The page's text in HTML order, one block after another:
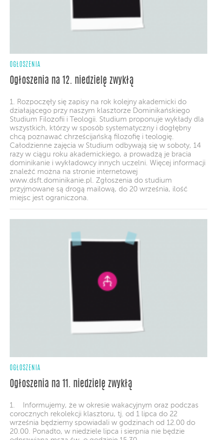
OGŁOSZENIA
Ogłoszenia na 12. niedzielę zwykłą
1. Rozpoczęły się zapisy na rok kolejny akademicki do
działającego przy naszym klasztorze Dominikańskiego
Studium Filozofii i Teologii. Studium proponuje wykłady dla
wszystkich, którzy w sposób systematyczny i dogłębny
chcą poznawać chrześcijańską filozofię i teologię.
Całodzienne zajęcia w Studium odbywają się w soboty, 14
razy w ciągu roku akademickiego, a prowadzą je bracia
dominikanie i wykładowcy innych uczelni. Więcej informacji
znaleźć można na stronie internetowej
www.dsft.dominikanie.pl. Zgłoszenia do studium
przyjmowane są drogą mailową, do 20 września, ilość
miejsc jest ograniczona.
OGŁOSZENIA
Ogłoszenia na 11. niedzielę zwykłą
1. Informujemy, że w okresie wakacyjnym oraz podczas
corocznych rekolekcji klasztoru, tj. od 1 lipca do 22
września będziemy spowiadali w godzinach od 12.00 do
20.00. Ponadto, w niedziele lipca i sierpnia nie będzie